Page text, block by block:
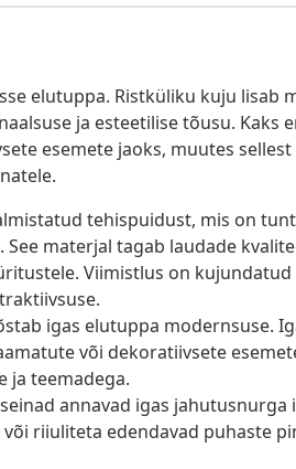
elutuppa. Ristküliku kuju lisab
ja esteetilise tõusu. Kaks
esemete jaoks, muutes
tehispuidust, mis on
materjal tagab laudade
Viimistlus on kujundatud
igas elutuppa modernsuse.
või dekoratiivsete
ja teemadega.
annavad igas jahutusnurga
riiuliteta edendavad puhaste